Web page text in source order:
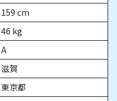
159 cm
46 kg
A
滋賀
東京都